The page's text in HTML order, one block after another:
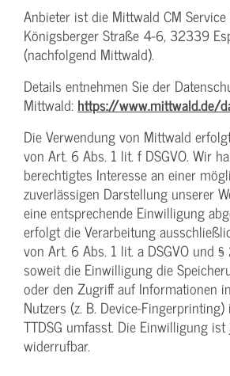
Anbieter ist die Mittwald CM Service
Königsberger Straße 4-6, 32339
(nachfolgend Mittwald).
Details entnehmen Sie der
Mittwald: https://www.mittwald.de/
Die Verwendung von Mittwald
von Art. 6 Abs. 1 lit. f DSGVO. Wir
berechtigtes Interesse an einer
zuverlässigen Darstellung unserer
eine entsprechende Einwilligung
erfolgt die Verarbeitung
von Art. 6 Abs. 1 lit. a DSGVO und §
soweit die Einwilligung die
oder den Zugriff auf Informationen
Nutzers (z. B. Device-
TTDSG umfasst. Die Einwilligung ist
widerrufbar.